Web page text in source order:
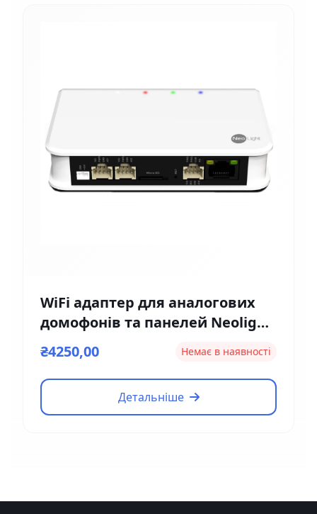
WiFi адаптер для аналогових
домофонів та панелей Neolight
NeoBox Pro
₴4250,00 Немає в наявності
Детальніше